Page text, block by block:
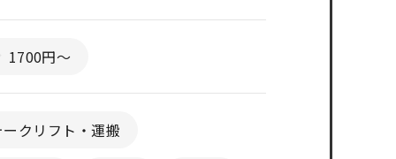
1700円～
ークリフト・運搬